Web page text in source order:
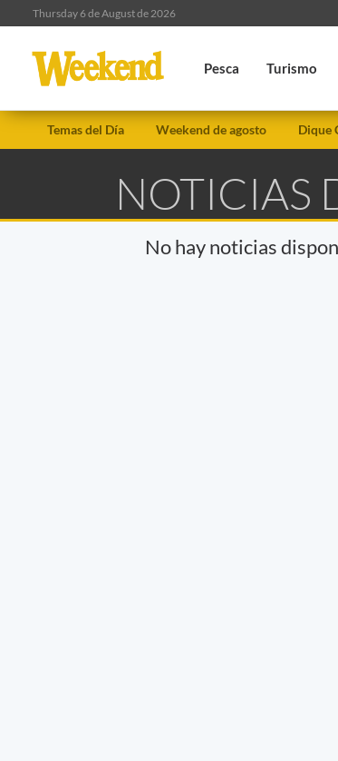
Thursday 6 de August de 2026
Pesca Turismo
Temas del Día Weekend de agosto Dique
NOTICIAS
No hay noticias